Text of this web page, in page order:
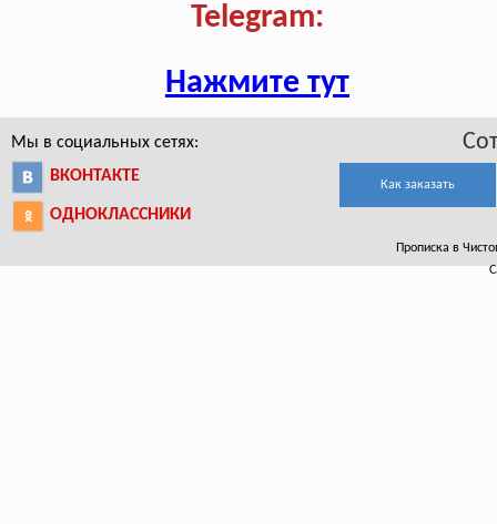
Telegram:
Нажмите тут
Мы в социальных сетях:
ВКОНТАКТЕ
ОДНОКЛАССНИКИ
Как заказать
Прописка в